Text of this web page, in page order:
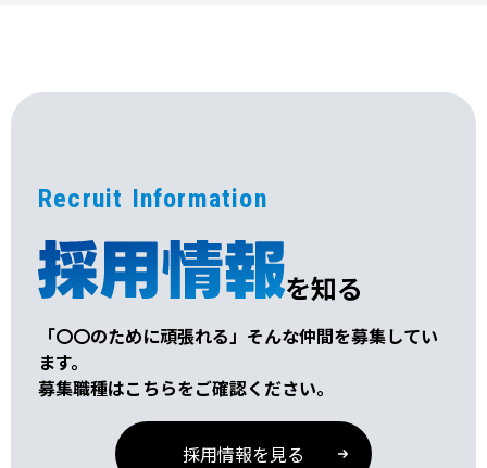
Recruit Information
を知る
「〇〇のために頑張れる」そんな仲間を募集してい
ます。
募集職種はこちらをご確認ください。
採用情報を見る